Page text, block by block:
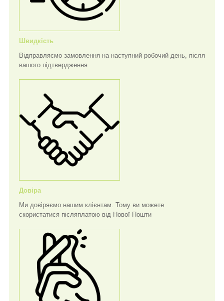
Швидкість
Відправляємо замовлення на наступний робочий день, після
вашого підтвердження
Довіра
Ми довіряємо нашим клієнтам. Тому ви можете
скористатися післяплатою від Нової Пошти